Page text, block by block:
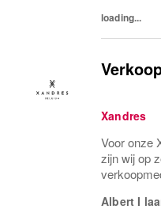
loading...
Xandres
Voor onze
zijn wij op
Albert I